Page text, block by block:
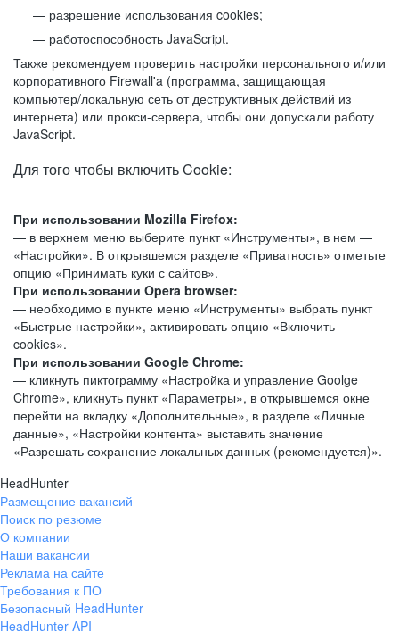
разрешение использования cookies;
работоспособность JavaScript.
Также рекомендуем проверить настройки персонального и/или
корпоративного Firewall'a (программа, защищающая
компьютер/локальную сеть от деструктивных действий из
интернета) или прокси-сервера, чтобы они допускали работу
JavaScript.
Для того чтобы включить Cookie:
При использовании Mozilla Firefox:
— в верхнем меню выберите пункт «Инструменты», в нем —
«Настройки». В открывшемся разделе «Приватность» отметьте
опцию «Принимать куки с сайтов».
При использовании Opera browser:
— необходимо в пункте меню «Инструменты» выбрать пункт
«Быстрые настройки», активировать опцию «Включить
cookies».
При использовании Google Chrome:
— кликнуть пиктограмму «Настройка и управление Goolge
Chrome», кликнуть пункт «Параметры», в открывшемся окне
перейти на вкладку «Дополнительные», в разделе «Личные
данные», «Настройки контента» выставить значение
«Разрешать сохранение локальных данных (рекомендуется)».
HeadHunter
Размещение вакансий
Поиск по резюме
О компании
Наши вакансии
Реклама на сайте
Требования к ПО
Безопасный HeadHunter
HeadHunter API